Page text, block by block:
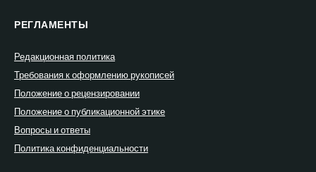
РЕГЛАМЕНТЫ
Редакционная политика
Требования к оформлению рукописей
Положение о рецензировании
Положение о публикационной этике
Вопросы и ответы
Политика конфиденциальности